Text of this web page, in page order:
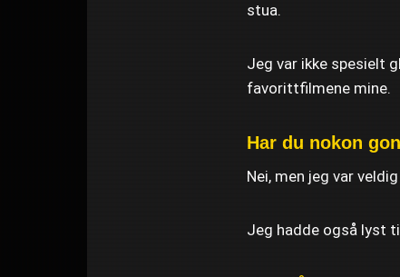
stua.
Jeg var ikke spesielt
favorittfilmene mine.
Har du nokon
Nei, men jeg var
Jeg hadde også lyst